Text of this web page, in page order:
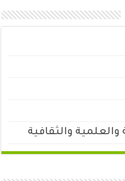
والعلمية والثقافية